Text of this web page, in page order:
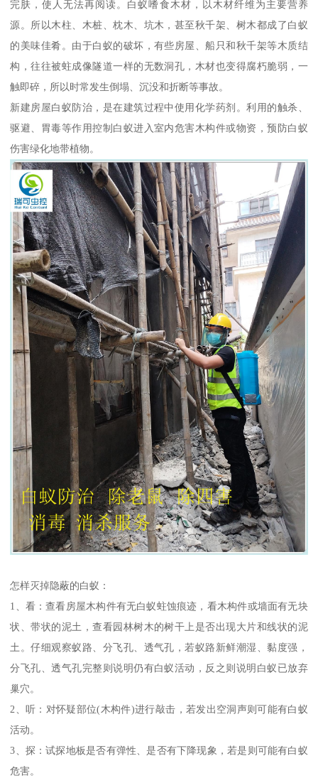
完肤，使人无法再阅读。白蚁嗜食木材，以木材纤维为主要营养
源。所以木柱、木桩、枕木、坑木，甚至秋千架、树木都成了白蚁
的美味佳肴。由于白蚁的破坏，有些房屋、船只和秋千架等木质结
构，往往被蛀成像隧道一样的无数洞孔，木材也变得腐朽脆弱，一
触即碎，所以时常发生倒塌、沉没和折断等事故。
新建房屋白蚁防治，是在建筑过程中使用化学药剂。利用的触杀、
驱避、胃毒等作用控制白蚁进入室内危害木构件或物资，预防白蚁
伤害绿化地带植物。
怎样灭掉隐蔽的白蚁：
1、看：查看房屋木构件有无白蚁蛀蚀痕迹，看木构件或墙面有无块
状、带状的泥土，查看园林树木的树干上是否出现大片和线状的泥
土。仔细观察蚁路、分飞孔、透气孔，若蚁路新鲜潮湿、黏度强，
分飞孔、透气孔完整则说明仍有白蚁活动，反之则说明白蚁已放弃
巢穴。
2、听：对怀疑部位(木构件)进行敲击，若发出空洞声则可能有白蚁
活动。
3、探：试探地板是否有弹性、是否有下降现象，若是则可能有白蚁
危害。